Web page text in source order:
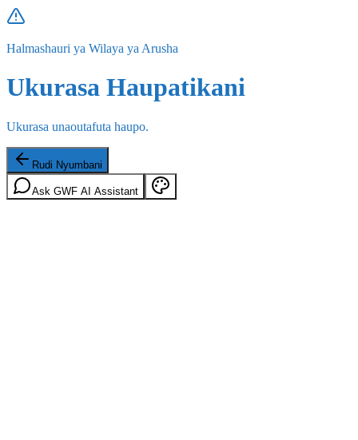
Halmashauri ya Wilaya ya Arusha
Ukurasa Haupatikani
Ukurasa unaoutafuta haupo.
Rudi Nyumbani
Ask GWF AI Assistant